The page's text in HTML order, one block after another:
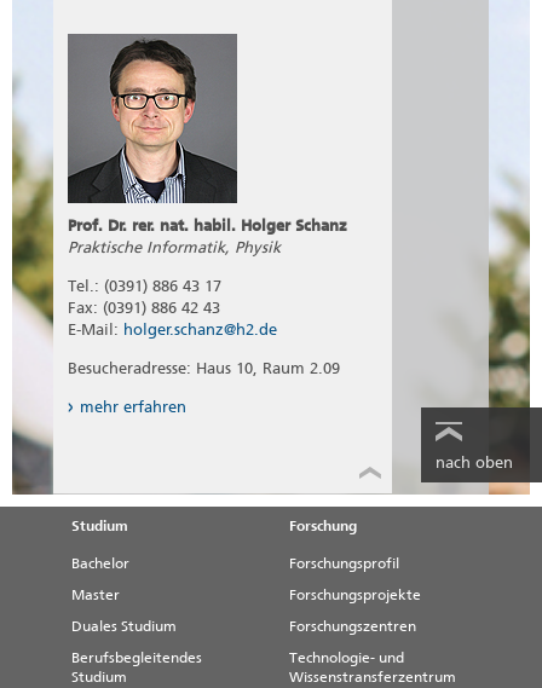
Prof. Dr. rer. nat. habil. Holger Schanz
Praktische Informatik, Physik
Tel.: (0391) 886 43 17
Fax: (0391) 886 42 43
E-Mail: holger.schanz@h2.de
Besucheradresse: Haus 10, Raum 2.09
mehr erfahren
nach oben
Studium
Bachelor
Master
Duales Studium
Berufsbegleitendes
Studium
Forschung
Forschungsprofil
Forschungsprojekte
Forschungszentren
Technologie- und
Wissenstransferzentrum